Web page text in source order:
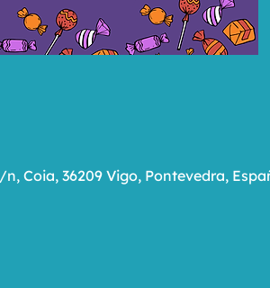
Coia, 36209 Vigo, Pontevedra,